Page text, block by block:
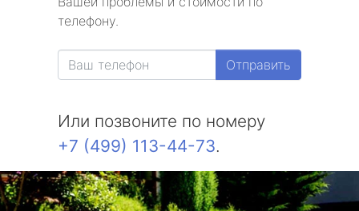
телефону.
Отправить
Или позвоните по номеру
+7 (499) 113-44-73.